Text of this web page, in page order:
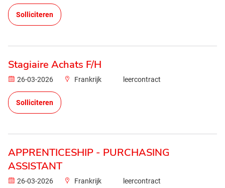
Solliciteren
Stagiaire Achats F/H
26-03-2026 Frankrijk leercontract
Solliciteren
APPRENTICESHIP - PURCHASING
ASSISTANT
26-03-2026 Frankrijk leercontract